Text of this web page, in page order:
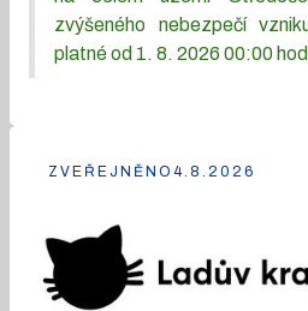
zvýšeného nebezpečí
platné od 1. 8. 2026 00:00
ZVEŘEJNĚNO 4.8.2026